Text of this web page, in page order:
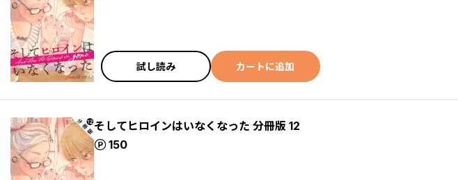
試し読み カートに追加
そしてヒロインはいなくなった 分冊版 12
150
ポイント